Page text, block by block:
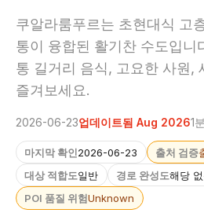
쿠알라룸푸르는 초현대식 고
통이 융합된 활기찬 수도입니
통 길거리 음식, 고요한 사원,
즐겨보세요.
2026-06-23업데이트됨 Aug 20261
마지막 확인2026-06-23 출처 검증
대상 적합도일반 경로 완성도해당
POI 품질 위험Unknown